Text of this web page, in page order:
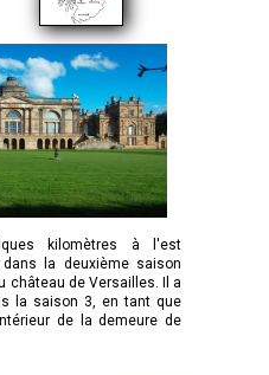
kilomètres à l'est
la deuxième saison
château de Versailles. Il a
la saison 3, en tant que
de la demeure de